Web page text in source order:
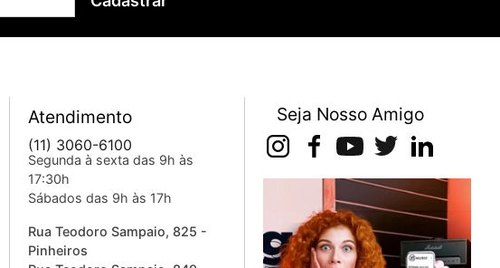
Atendimento
(11) 3060-6100
Segunda à sexta das 9h às
17:30h
Sábados das 9h às 17h
Rua Teodoro Sampaio, 825 -
Pinheiros
Seja Nosso Amigo